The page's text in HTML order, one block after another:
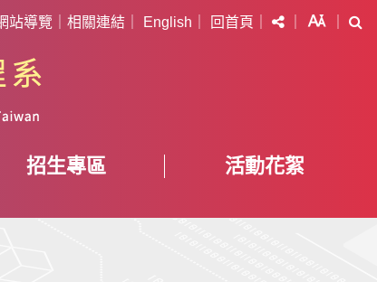
站導覽 相關連結 English 回首頁 分享 字級
招生專區 活動花絮